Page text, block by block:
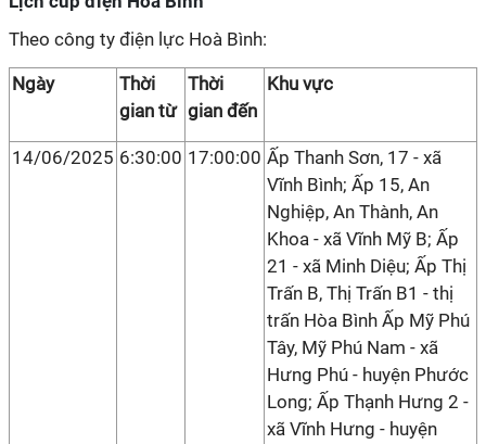
Theo công ty điện lực Hoà Bình:
Ngày
Thời
gian từ
Thời
gian đến
Khu vực
14/06/2025 6:30:00 17:00:00 Ấp Thanh Sơn, 17 - xã
Vĩnh Bình; Ấp 15, An
Nghiệp, An Thành, An
Khoa - xã Vĩnh Mỹ B; Ấp
21 - xã Minh Diệu; Ấp Thị
Trấn B, Thị Trấn B1 - thị
trấn Hòa Bình Ấp Mỹ Phú
Tây, Mỹ Phú Nam - xã
Hưng Phú - huyện Phước
Long; Ấp Thạnh Hưng 2 -
xã Vĩnh Hưng - huyện